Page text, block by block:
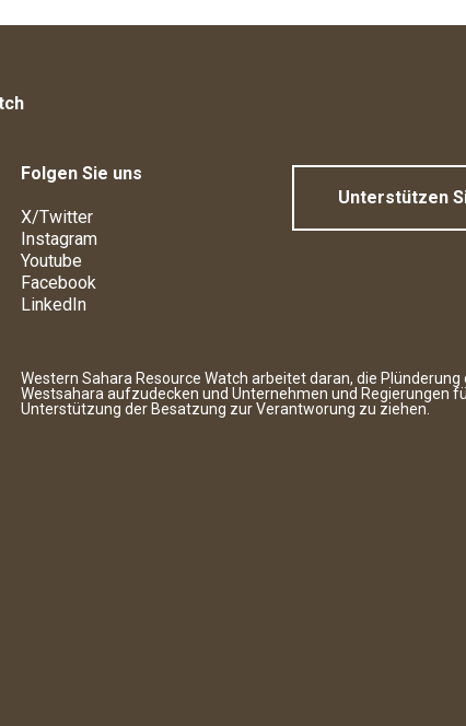
Folgen Sie uns
X/Twitter
Instagram
Youtube
Facebook
LinkedIn
Unterstützen
Western Sahara Resource Watch arbeitet daran, die Plünderung
Westsahara aufzudecken und Unternehmen und Regierungen
Unterstützung der Besatzung zur Verantworung zu ziehen.